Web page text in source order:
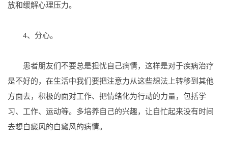
放和缓解心理压力。
4、分心。
患者朋友们不要总是担忧自己病情，这样是对于疾病治疗
是不好的，在生活中我们要把注意力从这些想法上转移到其他
方面去，积极的面对工作、把情绪化为行动的力量，包括学
习、工作、运动等。多培养自己的兴趣，让自忙起来没有时间
去想白癜风的白癜风的病情。